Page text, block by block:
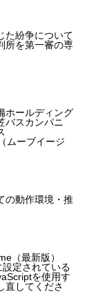
紛争について
所を第一審の専
ホールディング
バスカンパニ
ムーブイージ
の動作環境・推
（最新版）
定されている
を使用す
直してくださ